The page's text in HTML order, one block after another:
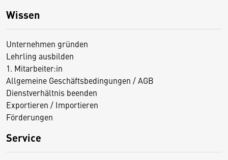
Wissen
Unternehmen gründen
Lehrling ausbilden
1. Mitarbeiter:in
Allgemeine Geschäftsbedingungen / AGB
Dienstverhältnis beenden
Exportieren / Importieren
Förderungen
Service